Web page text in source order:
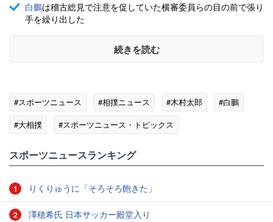
白鵬は稽古総見で注意を促していた横審委員らの目の前で張り
手を繰り出した
続きを読む
#スポーツニュース #相撲ニュース #木村太郎
#白鵬
#大相撲
#スポーツニュース・トピックス
スポーツニュースランキング
1 りくりゅうに「そろそろ飽きた」
2 澤穂希氏 日本サッカー殿堂入り